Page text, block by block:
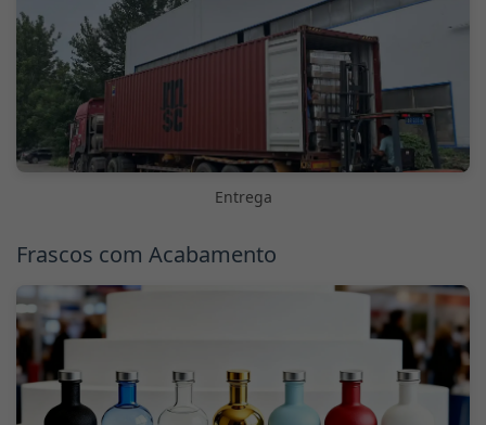
Entrega
Frascos com Acabamento